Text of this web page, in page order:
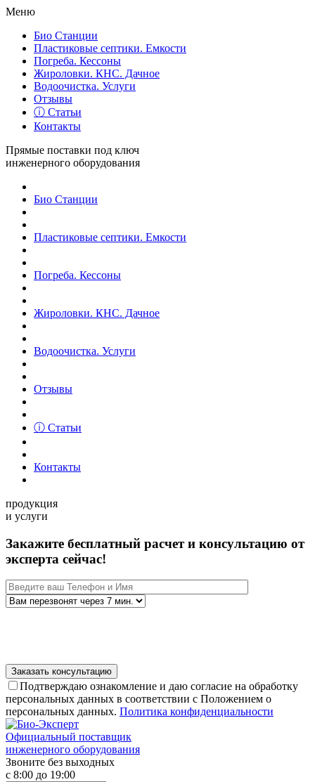
Меню
Био Станции
Пластиковые септики. Емкости
Погреба. Кессоны
Жироловки. КНС. Дачное
Водоочистка. Услуги
Отзывы
ⓘ Статьи
Контакты
Прямые поставки под ключ
инженерного оборудования
Био Станции
Пластиковые септики. Емкости
Погреба. Кессоны
Жироловки. КНС. Дачное
Водоочистка. Услуги
Отзывы
ⓘ Статьи
Контакты
продукция
и услуги
Закажите бесплатный расчет и консультацию от
эксперта сейчас!
Подтверждаю ознакомление и даю согласие на обработку
персональных данных в соответствии с Положением о
персональных данных. Политика конфиденциальности
Официальный поставщик
инженерного оборудования
Звоните без выходных
с 8:00 до 19:00